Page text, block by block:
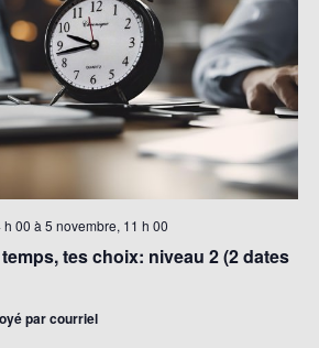
tes choix: niveau 2 (2 dates
h 00 à 5 novembre, 11 h 00
par courriel